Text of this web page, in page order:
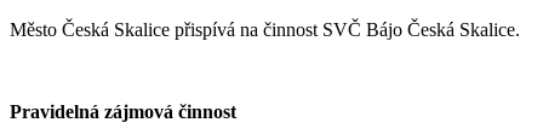
Město Česká Skalice přispívá na činnost SVČ Bájo Česká Skalice.
Pravidelná zájmová činnost